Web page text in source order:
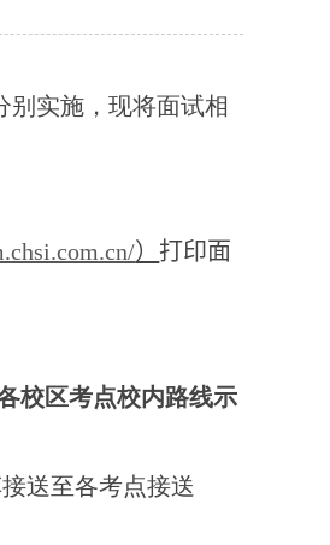
别实施，现将面试相
） 打印面
校区考点校内路线示
送至各考点接送